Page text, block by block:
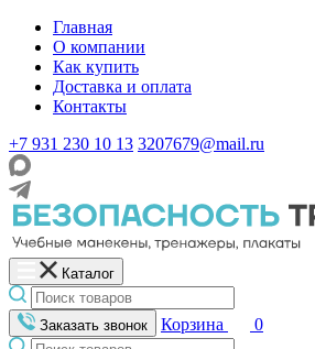
Главная
О компании
Как купить
Доставка и оплата
Контакты
+7 931 230 10 13 3207679@mail.ru
Каталог
Заказать звонок Корзина 0